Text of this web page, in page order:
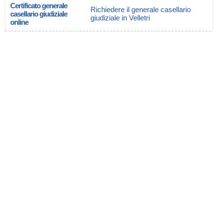
Certificato generale
casellario giudiziale
online
Richiedere il generale casellario
giudiziale in Velletri